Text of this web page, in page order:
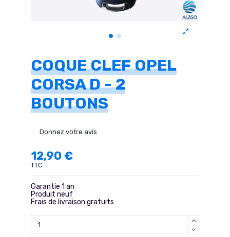
COQUE CLEF OPEL
CORSA D - 2
BOUTONS
Donnez votre avis
12,90 €
TTC
Garantie 1 an
Produit neuf
Frais de livraison gratuits